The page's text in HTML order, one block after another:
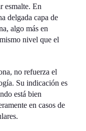
esmalte. En
delgada capa de
algo más en
nivel que el
no refuerza el
Su indicación es
está bien
en casos de